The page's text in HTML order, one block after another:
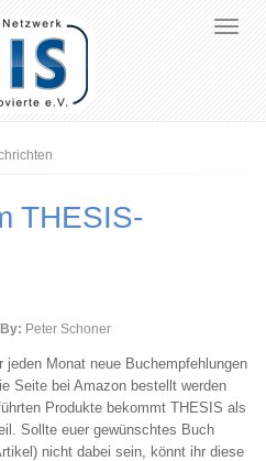
THESIS-
By: Peter Schoner
jeden Monat neue Buchempfehlungen
Seite bei Amazon bestellt werden
Produkte bekommt THESIS als
Sollte euer gewünschtes Buch
nicht dabei sein, könnt ihr diese